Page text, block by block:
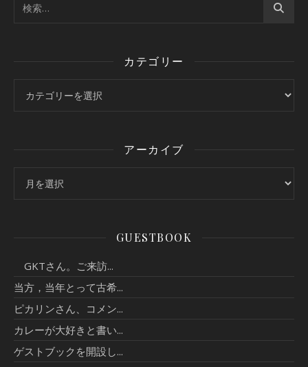
カテゴリー
アーカイブ
GUESTBOOK
GKTさん。ご来訪...
当方，当年とって古希...
ピカリンさん、コメン...
カレーが大好きと書い...
ゲストブックを開設し...